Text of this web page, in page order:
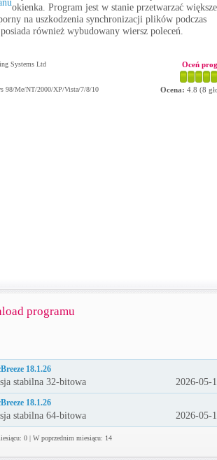
okienka. Program jest w stanie przetwarzać większe
na uszkodzenia synchronizacji plików podczas
również wybudowany wiersz poleceń.
Systems Ltd
98/Me/NT/2000/XP/Vista/7/8/10
Oceń
Ocena: 4.8 (8
programu
18.1.26
stabilna 32-bitowa 2026-05-
18.1.26
stabilna 64-bitowa 2026-05-
0 | W poprzednim miesiącu: 14